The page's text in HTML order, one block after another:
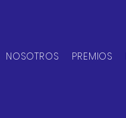
NOSOTROS PREMIOS